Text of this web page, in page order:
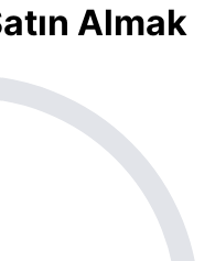
Almak